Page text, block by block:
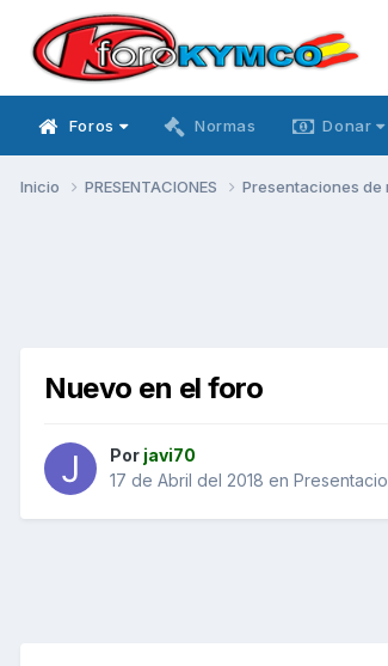
Foros Normas Donar
Inicio PRESENTACIONES Presentaciones de
Nuevo en el foro
Por javi70
17 de Abril del 2018 en